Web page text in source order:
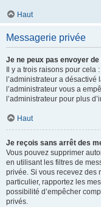
Haut
Messagerie privée
Je ne peux pas envoyer
Il y a trois raisons pour cela
l’administrateur a
l’administrateur vous a
l’administrateur pour plus
Haut
Je reçois sans arrêt des
Vous pouvez supprimer
en utilisant les filtres de
privée. Si vous recevez des
particulier, rapportez les
possibilité d’empêcher
privés.